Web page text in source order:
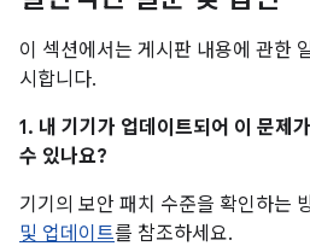
이 섹션에서는 게시판 내용에 관한
시합니다.
1. 내 기기가 업데이트되어 이 문제
수 있나요?
기기의 보안 패치 수준을 확인하는
및 업데이트를 참조하세요.